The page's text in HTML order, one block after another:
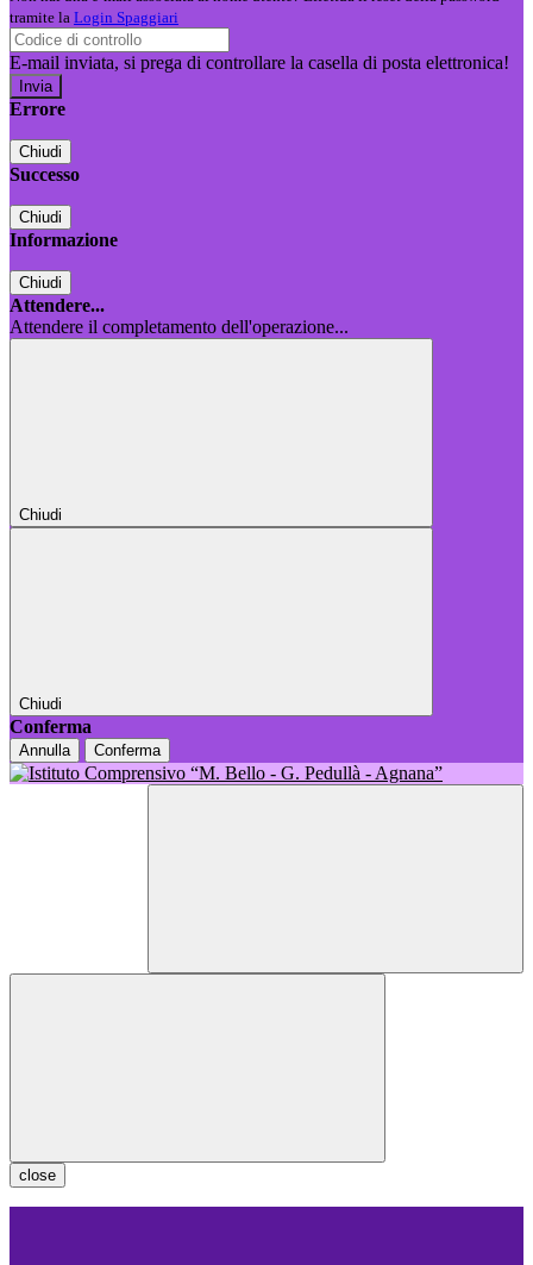
tramite la Login Spaggiari
E-mail inviata, si prega di controllare la casella di posta elettronica!
Errore
Chiudi
Successo
Chiudi
Informazione
Chiudi
Attendere...
Attendere il completamento dell'operazione...
Chiudi
Chiudi
Conferma
Annulla Conferma
close